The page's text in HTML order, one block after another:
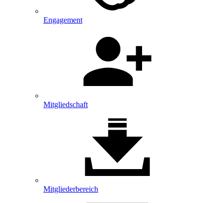
Engagement
Mitgliedschaft
Mitglieder­bereich